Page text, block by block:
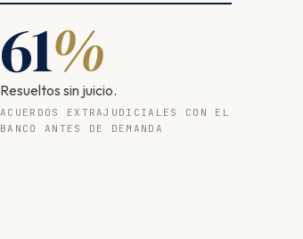
61%
Resueltos sin juicio.
ACUERDOS EXTRAJUDICIALES CON EL
BANCO ANTES DE DEMANDA